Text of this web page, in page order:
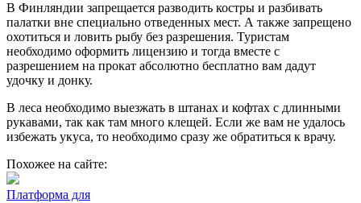
В Финляндии запрещается разводить костры и разбивать
палатки вне специально отведенных мест. А также запрещено
охотиться и ловить рыбу без разрешения. Туристам
необходимо оформить лицензию и тогда вместе с
разрешением на прокат абсолютно бесплатно вам дадут
удочку и донку.
В леса необходимо выезжать в штанах и кофтах с длинными
рукавами, так как там много клещей. Если же вам не удалось
избежать укуса, то необходимо сразу же обратиться к врачу.
Похожее на сайте:
Платформа для